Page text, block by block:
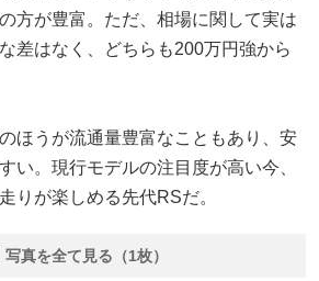
方が豊富。ただ、相場に関して実は
差はなく、どちらも200万円強から
ほうが流通量豊富なこともあり、安
い。現行モデルの注目度が高い今、
りが楽しめる先代RSだ。
写真を全て見る（1枚）